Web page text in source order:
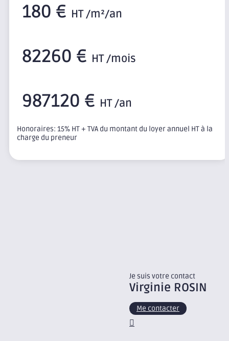
180 € HT /m²/an
82260 € HT /mois
987120 € HT /an
Honoraires: 15% HT + TVA du montant du loyer annuel HT à la
charge du preneur
Je suis votre contact
Virginie ROSIN
Me contacter